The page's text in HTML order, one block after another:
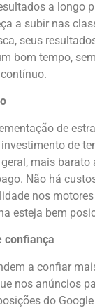
a longo
a subir nas
seus
bom tempo,
de
de
mais barato
Não há
nos
esteja bem
confiança
a confiar
nos anúncios
do